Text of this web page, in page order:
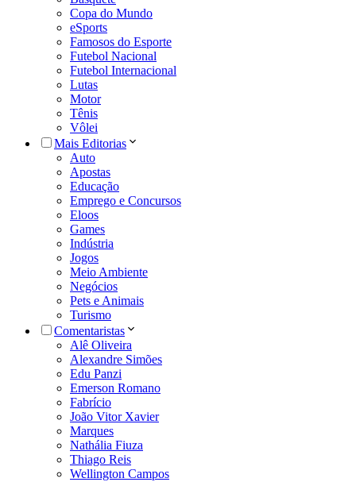
Copa do Mundo
eSports
Famosos do Esporte
Futebol Nacional
Futebol Internacional
Lutas
Motor
Tênis
Vôlei
Mais Editorias
Auto
Apostas
Educação
Emprego e Concursos
Eloos
Games
Indústria
Jogos
Meio Ambiente
Negócios
Pets e Animais
Turismo
Comentaristas
Alê Oliveira
Alexandre Simões
Edu Panzi
Emerson Romano
Fabrício
João Vitor Xavier
Marques
Nathália Fiuza
Thiago Reis
Wellington Campos